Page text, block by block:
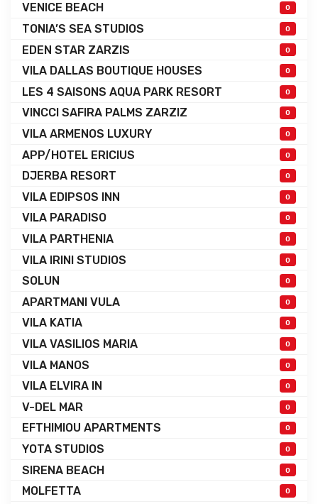
VENICE BEACH 0
TONIA’S SEA STUDIOS 0
EDEN STAR ZARZIS 0
VILA DALLAS BOUTIQUE HOUSES 0
LES 4 SAISONS AQUA PARK RESORT 0
VINCCI SAFIRA PALMS ZARZIZ 0
VILA ARMENOS LUXURY 0
APP/HOTEL ERICIUS 0
DJERBA RESORT 0
VILA EDIPSOS INN 0
VILA PARADISO 0
VILA PARTHENIA 0
VILA IRINI STUDIOS 0
SOLUN 0
APARTMANI VULA 0
VILA KATIA 0
VILA VASILIOS MARIA 0
VILA MANOS 0
VILA ELVIRA IN 0
V-DEL MAR 0
EFTHIMIOU APARTMENTS 0
YOTA STUDIOS 0
SIRENA BEACH 0
MOLFETTA 0